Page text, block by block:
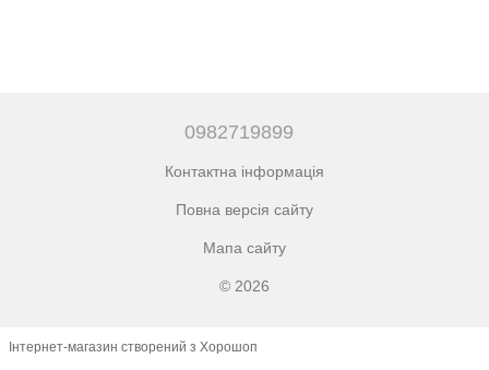
0982719899
Контактна інформація
Повна версія сайту
Мапа сайту
© 2026
Інтернет-магазин створений з Хорошоп